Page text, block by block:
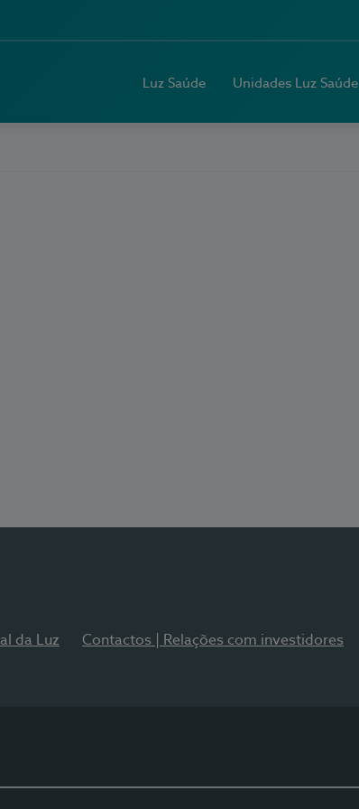
Luz Saúde Unidades Luz Saúde
da Luz Contactos | Relações com investidores